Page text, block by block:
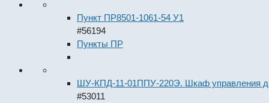
Пункт ПР8501-1061-54 У1
#56194
Пункты ПР
ШУ-КПД-11-01ППУ-220Э. Шкаф управления
#53011